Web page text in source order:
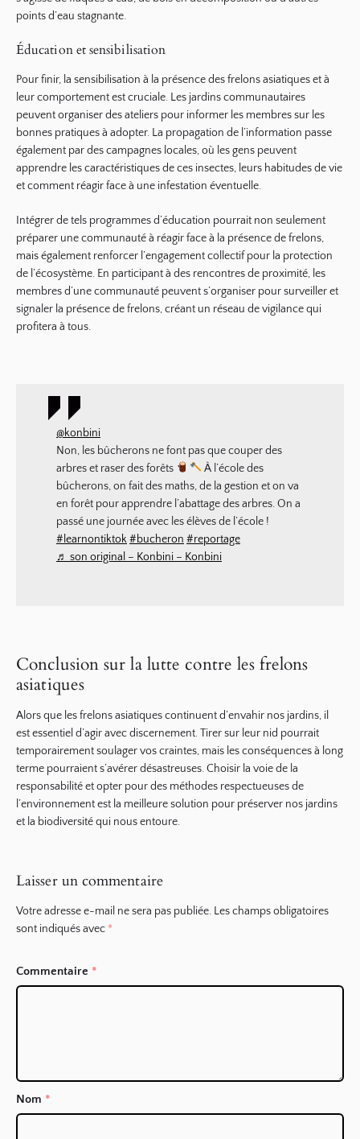
points d’eau stagnante.
Éducation et sensibilisation
Pour finir, la sensibilisation à la présence des frelons asiatiques et à
leur comportement est cruciale. Les jardins communautaires
peuvent organiser des ateliers pour informer les membres sur les
bonnes pratiques à adopter. La propagation de l’information passe
également par des campagnes locales, où les gens peuvent
apprendre les caractéristiques de ces insectes, leurs habitudes de vie
et comment réagir face à une infestation éventuelle.
Intégrer de tels programmes d’éducation pourrait non seulement
préparer une communauté à réagir face à la présence de frelons,
mais également renforcer l’engagement collectif pour la protection
de l’écosystème. En participant à des rencontres de proximité, les
membres d’une communauté peuvent s’organiser pour surveiller et
signaler la présence de frelons, créant un réseau de vigilance qui
profitera à tous.
@konbini
Non, les bûcherons ne font pas que couper des
arbres et raser des forêts
À l’école des
bûcherons, on fait des maths, de la gestion et on va
en forêt pour apprendre l’abattage des arbres. On a
passé une journée avec les élèves de l’école !
#learnontiktok#bucheron #reportage
♬ son original – Konbini – Konbini
Conclusion sur la lutte contre les frelons
asiatiques
Alors que les frelons asiatiques continuent d’envahir nos jardins, il
est essentiel d’agir avec discernement. Tirer sur leur nid pourrait
temporairement soulager vos craintes, mais les conséquences à long
terme pourraient s’avérer désastreuses. Choisir la voie de la
responsabilité et opter pour des méthodes respectueuses de
l’environnement est la meilleure solution pour préserver nos jardins
et la biodiversité qui nous entoure.
Laisser un commentaire
Votre adresse e-mail ne sera pas publiée. Les champs obligatoires
sont indiqués avec *
Commentaire *
Nom *